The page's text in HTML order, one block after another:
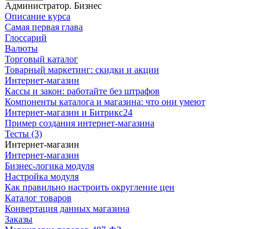
Администратор. Бизнес
Описание курса
Самая первая глава
Глоссарий
Валюты
Торговый каталог
Товарный маркетинг: скидки и акции
Интернет-магазин
Кассы и закон: работайте без штрафов
Компоненты каталога и магазина: что они умеют
Интернет-магазин и Битрикс24
Пример создания интернет-магазина
Тесты (3)
Интернет-магазин
Интернет-магазин
Бизнес-логика модуля
Настройка модуля
Как правильно настроить округление цен
Каталог товаров
Конвертация данных магазина
Заказы